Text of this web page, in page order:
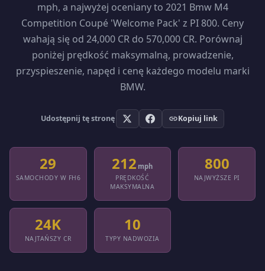
mph, a najwyżej oceniany to 2021 Bmw M4
Competition Coupé 'Welcome Pack' z PI 800. Ceny
wahają się od 24,000 CR do 570,000 CR. Porównaj
poniżej prędkość maksymalną, prowadzenie,
przyspieszenie, napęd i cenę każdego modelu marki
BMW.
Udostępnij tę stronę Kopiuj link
29
SAMOCHODY W FH6
212 mph
PRĘDKOŚĆ
MAKSYMALNA
800
NAJWYŻSZE PI
24K
NAJTAŃSZY CR
10
TYPY NADWOZIA